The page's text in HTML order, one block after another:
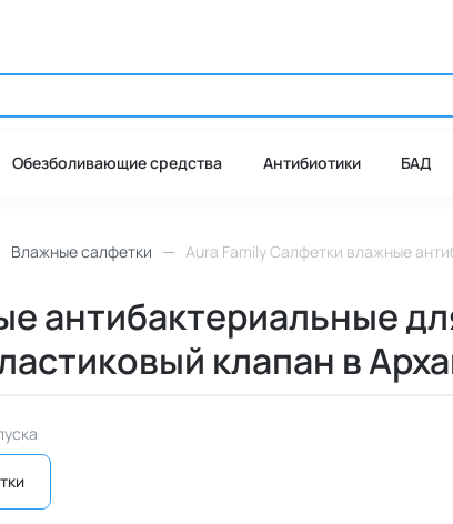
Обезболивающие средства Антибиотики БАД
Влажные салфетки Aura Family Салфетки влажные
антибактериальные
клапан в